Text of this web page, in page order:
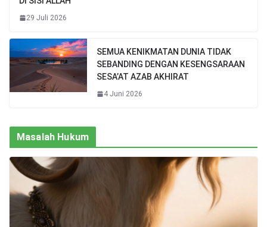
29 Juli 2026
SEMUA KENIKMATAN DUNIA TIDAK
SEBANDING DENGAN KESENGSARAAN
SESA’AT AZAB AKHIRAT
4 Juni 2026
Masalah Hukum